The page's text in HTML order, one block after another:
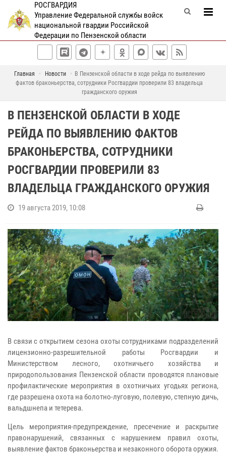
РОСГВАРДИЯ
Управление Федеральной службы войск
национальной гвардии Российской
Федерации по Пензенской области
Главная Новости
В Пензенской области в ходе рейда по выявлению
фактов браконьерства, сотрудники Росгвардии проверили 83 владельца
гражданского оружия
В ПЕНЗЕНСКОЙ ОБЛАСТИ В ХОДЕ
РЕЙДА ПО ВЫЯВЛЕНИЮ ФАКТОВ
БРАКОНЬЕРСТВА, СОТРУДНИКИ
РОСГВАРДИИ ПРОВЕРИЛИ 83
ВЛАДЕЛЬЦА ГРАЖДАНСКОГО ОРУЖИЯ
19 августа 2019, 10:08
В связи с открытием сезона охоты сотрудниками подразделений
лицензионно-разрешительной работы Росгвардии и
Министерством лесного, охотничьего хозяйства и
природопользования Пензенской области проводятся плановые
профилактические мероприятия в охотничьих угодьях региона,
где разрешена охота на болотно-луговую, полевую, степную дичь,
вальдшнепа и тетерева.
Цель мероприятия-предупреждение, пресечение и раскрытие
правонарушений, связанных с нарушением правил охоты,
выявление фактов браконьерства и незаконного оборота оружия.